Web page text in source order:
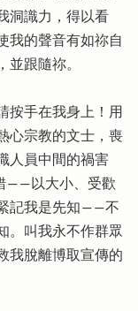
洞識力，得以看
我的聲音有如祢自
並跟隨祢。
按手在我身上！用
心宗教的文士，喪
人員中間的禍害
――以大小、受歡
記我是先知――不
。叫我永不作群眾
我脫離博取宣傳的